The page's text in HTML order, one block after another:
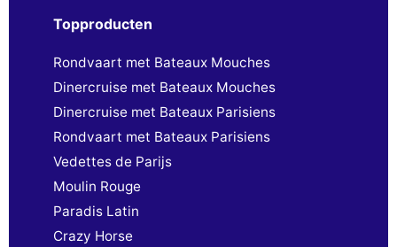
Topproducten
Rondvaart met Bateaux Mouches
Dinercruise met Bateaux Mouches
Dinercruise met Bateaux Parisiens
Rondvaart met Bateaux Parisiens
Vedettes de Parijs
Moulin Rouge
Paradis Latin
Crazy Horse